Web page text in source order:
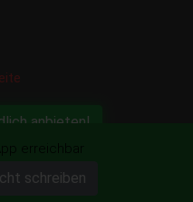
anbieten!
erreichbar
schreiben